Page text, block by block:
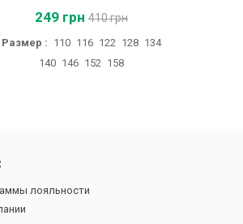
249 грн 410 грн
Размер : 110 116 122 128 134
140 146 152 158
лояльности